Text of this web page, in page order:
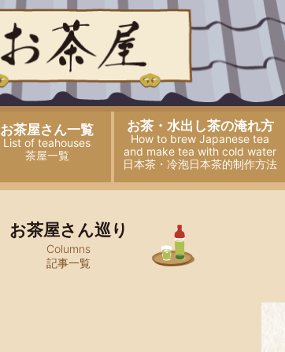
お茶屋さん一覧
List of teahouses
茶屋一覧
お茶・水出し茶の淹れ方
How to brew Japanese tea
and make tea with cold water
日本茶・冷泡日本茶的制作方法
お茶屋さん巡り
Columns
記事一覧